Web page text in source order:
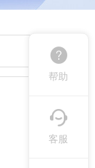
帮助
客服